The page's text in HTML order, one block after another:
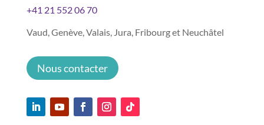
+41 21 552 06 70
Vaud, Genève, Valais, Jura, Fribourg et Neuchâtel
Nous contacter